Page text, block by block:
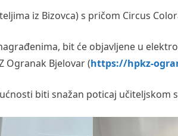
iz Bizovca) s pričom Circus
bit će objavljene u
Ogranak Bjelovar (https://hpkz-
biti snažan poticaj učiteljskom